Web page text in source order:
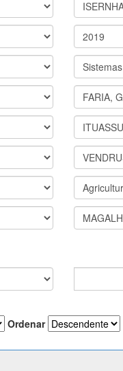
Ordenar